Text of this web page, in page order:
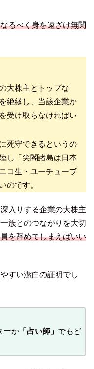
るべく身を遠ざけ無関
大株主とトップな
絶縁し、当該企業か
受け取らなければい
死守できるというの
し「尖閣諸島は日本
コ生・ユーチューブ
のです。
入りする企業の大株主
族とのつながりを大切
を辞めてしまえばいい
すい潔白の証明でし
ーか「占い師」 でもど